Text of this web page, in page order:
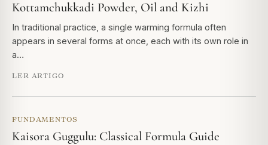
Kottamchukkadi Powder, Oil and Kizhi
In traditional practice, a single warming formula often
appears in several forms at once, each with its own role in
a…
LER ARTIGO
FUNDAMENTOS
Kaisora Guggulu: Classical Formula Guide